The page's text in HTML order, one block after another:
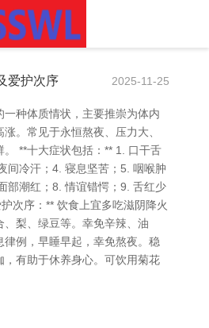
爱护次序 2025-11-25
一种体质情状，主要推崇为体内
。常见于永恒熬夜、压力大、
**十大症状包括：** 1. 口干舌
间冷汗；4. 寝息坚苦；5. 咽喉肿
部潮红；8. 情谊错愕；9. 舌红少
次序：** 饮食上宜多吃滋阴降火
、梨、绿豆等。幸免辛辣、油
例，早睡早起，幸免熬夜。稳
，有助于休养身心。可饮用菊花